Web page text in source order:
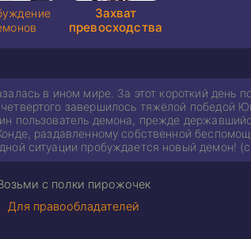
Захват
превосходства
в ином мире. За этот короткий день
завершилось тяжёлой победой
пользователь демона, прежде
раздавленному собственной
ситуации пробуждается новый демон!
с полки пирожочек
Для правообладателей